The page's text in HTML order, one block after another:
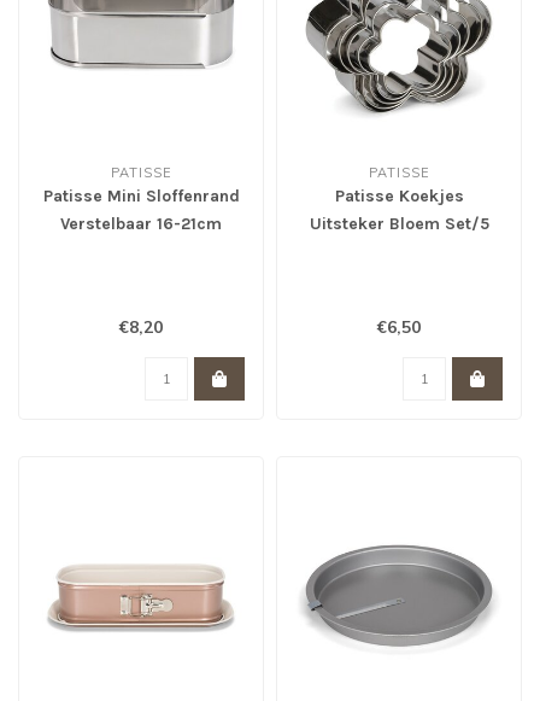
PATISSE
Patisse Mini Sloffenrand
Verstelbaar 16-21cm
€8,20
PATISSE
Patisse Koekjes
Uitsteker Bloem Set/5
€6,50